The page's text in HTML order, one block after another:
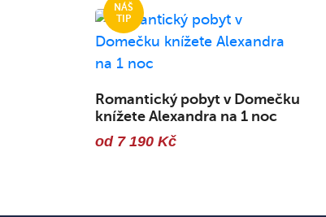
Romantický pobyt v Domečku
knížete Alexandra na 1 noc
od 7 190 Kč